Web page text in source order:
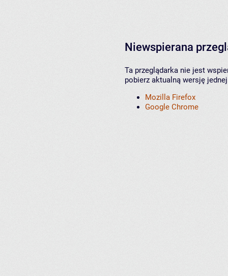
Niewspierana
Ta przeglądarka nie jest
pobierz aktualną wersję
Mozilla Firefox
Google Chrome